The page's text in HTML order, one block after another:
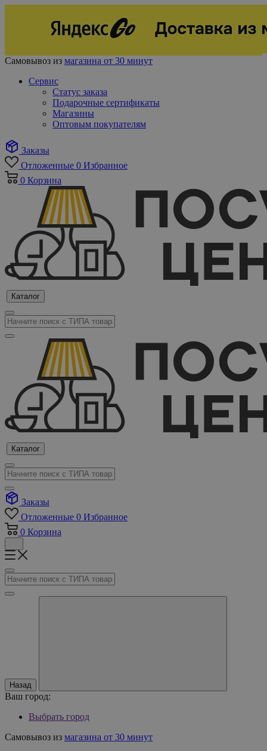
Самовывоз из магазина от 30 минут
Сервис
Статус заказа
Подарочные сертификаты
Магазины
Оптовым покупателям
Заказы
Отложенные 0 Избранное
0 Корзина
Каталог
Каталог
Заказы
Отложенные 0 Избранное
0 Корзина
Назад
Ваш город:
Выбрать город
Самовывоз из магазина от 30 минут